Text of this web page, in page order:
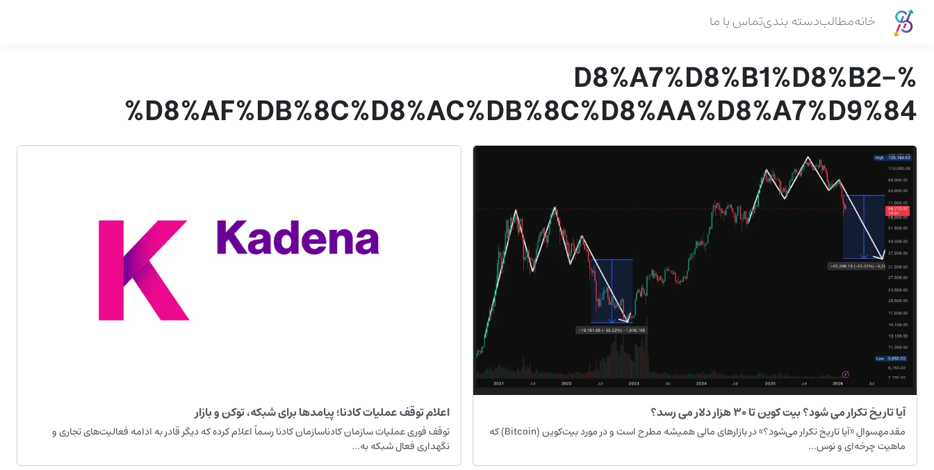
خانهمطالبدسته بندیتماس با ما
%D8%A7%D8%B1%D8%B2-
%D8%AF%DB%8C%D8%AC%DB%8C%D8%AA%D8%A7%D9%84
آیا تاریخ تکرار می شود؟ بیت کوین تا ۳۰ هزار دلار می رسد؟
مقدمهسوالِ «آیا تاریخ تکرار می‌شود؟» در بازارهای مالی همیشه مطرح است و در مورد بیت‌کوین (Bitcoin) که
ماهیت چرخه‌ای و نوس...
اعلام توقف عملیات کادنا؛ پیامدها برای شبکه، توکن و بازار
توقف فوری عملیات سازمان کادناسازمان کادنا رسماً اعلام کرده که دیگر قادر به ادامه فعالیت‌های تجاری و
نگهداری فعال شبکه به...